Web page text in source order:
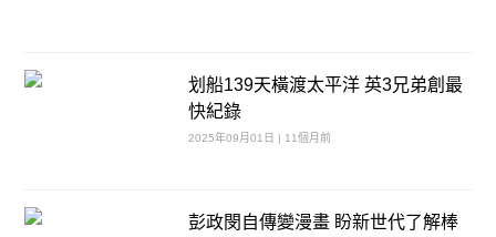
划船139天橫渡太平洋 英3兄弟創最
快紀錄
2025年09月01日 | 11個月前
彭政閔自傳變漫畫 盼新世代了解棒